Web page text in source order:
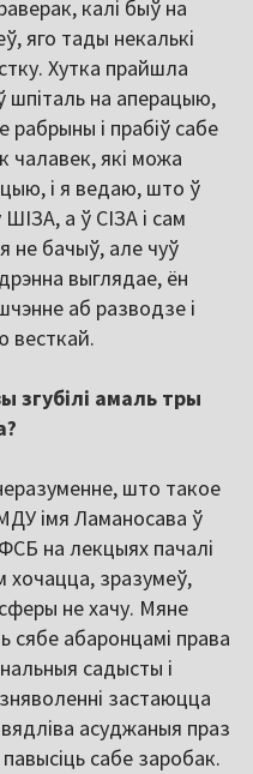
калі быў на
яго тады некалькі
Хутка прайшла
шпіталь на аперацыю,
і прабіў сабе
чалавек, які можа
і я ведаю, што ў
а ў СІЗА і сам
не бачыў, але чуў
выглядае, ён
аб разводзе і
весткай.
згубілі амаль тры
што такое
імя Ламаносава ў
на лекцыях пачалі
хочацца, зразумеў,
не хачу. Мяне
сябе абаронцамі права
садысты і
застаюцца
асуджаныя праз
сабе заробак.